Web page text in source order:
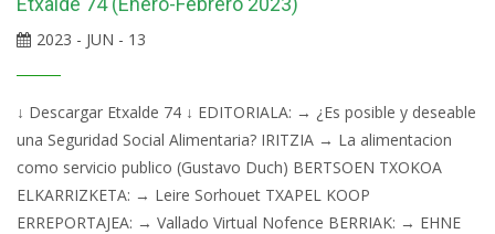
2023 - JUN - 13
↓ Descargar Etxalde 74 ↓ EDITORIALA: → ¿Es posible y deseable
una Seguridad Social Alimentaria? IRITZIA → La alimentacion
como servicio publico (Gustavo Duch) BERTSOEN TXOKOA
ELKARRIZKETA: → Leire Sorhouet TXAPEL KOOP
ERREPORTAJEA: → Vallado Virtual Nofence BERRIAK: → EHNE